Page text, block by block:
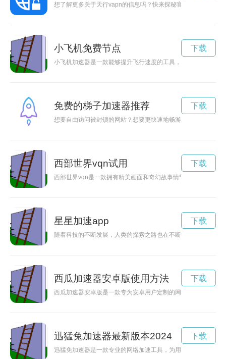
想了解更多关于天行vapn的信息吗？快来探秘官方下载网站，
小飞机免费节点
小飞机加速器是一款能够提升飞行速度的工具，最新版的小飞
下载
免费的梯子加速器推荐
想要自由访问被封锁的网站？想要更快速地畅游互联网？一款
下载
西部世界vqn试用
西部世界vqn是一款拥有精美画面和奇幻故事情节的虚拟现实游
下载
星星加速app
随着科技的不断发展，人类的探索之路也在不断加速，星星作
下载
西瓜加速器安卓版使用方法
西瓜加速器安卓版是一款专为安卓用户定制的网络加速工具，
下载
迅猛兔加速器最新版本2024
迅猛免加速器是一款专业的网络加速工具，为用户提供高速、
下载